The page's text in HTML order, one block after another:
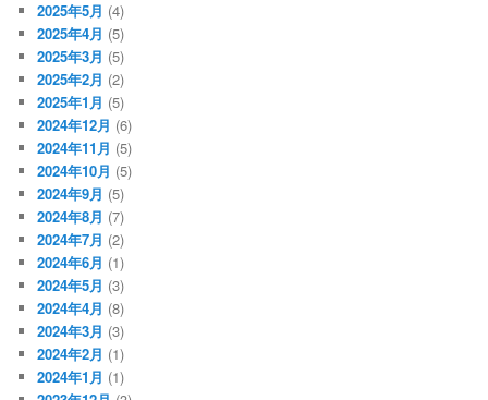
2025年5月 (4)
2025年4月 (5)
2025年3月 (5)
2025年2月 (2)
2025年1月 (5)
2024年12月 (6)
2024年11月 (5)
2024年10月 (5)
2024年9月 (5)
2024年8月 (7)
2024年7月 (2)
2024年6月 (1)
2024年5月 (3)
2024年4月 (8)
2024年3月 (3)
2024年2月 (1)
2024年1月 (1)